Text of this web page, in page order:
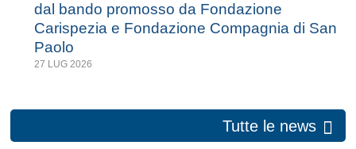
dal bando promosso da Fondazione
Carispezia e Fondazione Compagnia di San
Paolo
27 LUG 2026
Tutte le news